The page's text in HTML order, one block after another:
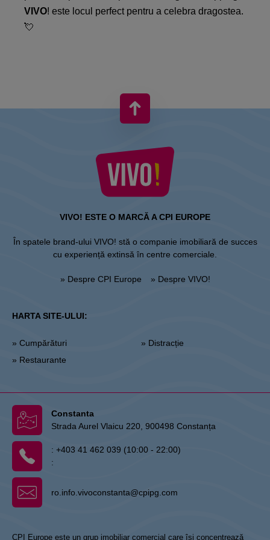
VIVO! este locul perfect pentru a celebra dragostea.
💘​
VIVO! ESTE O MARCĂ A CPI EUROPE
În spatele brand-ului VIVO! stă o companie imobiliară de succes
cu experiență extinsă în centre comerciale.
» Despre CPI Europe » Despre VIVO!
HARTA SITE-ULUI:
» Cumpărături
» Restaurante
» Distracție
Constanta
Strada Aurel Vlaicu 220, 900498 Constanța
: +403 41 462 039 (10:00 - 22:00)
:
ro.info.vivoconstanta@cpipg.com
CPI Europe este un grup imobiliar comercial care își concentrează